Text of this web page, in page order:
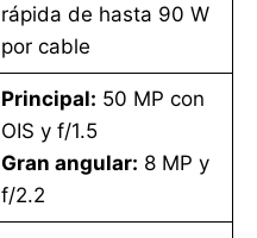
rápida de hasta 90 W
por cable
Principal: 50 MP con
OIS y f/1.5
Gran angular: 8 MP y
f/2.2